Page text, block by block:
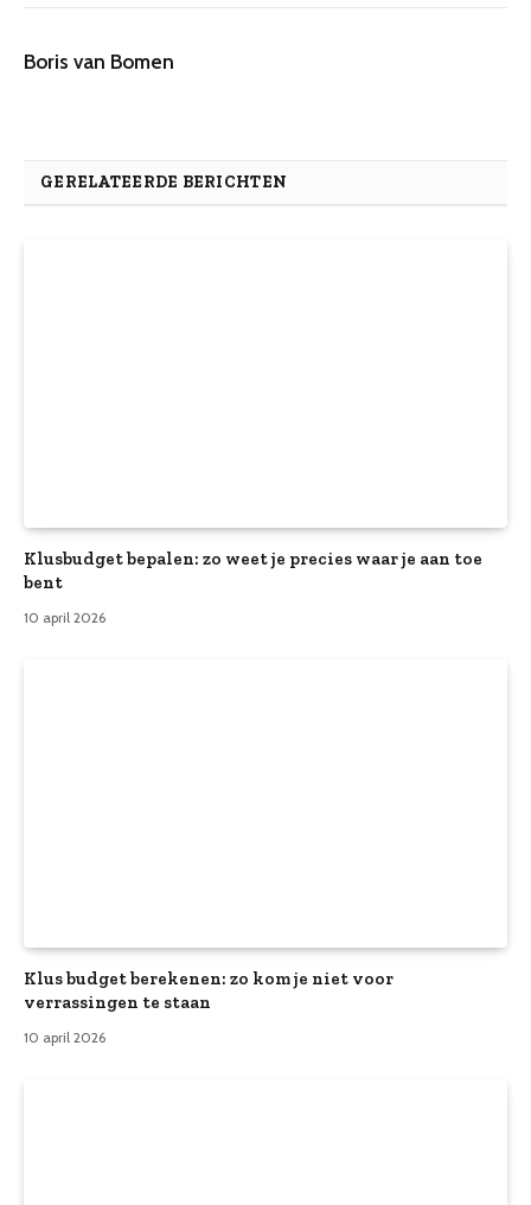
Boris van Bomen
GERELATEERDE BERICHTEN
Klusbudget bepalen: zo weet je precies waar je aan toe
bent
10 april 2026
Klus budget berekenen: zo kom je niet voor
verrassingen te staan
10 april 2026